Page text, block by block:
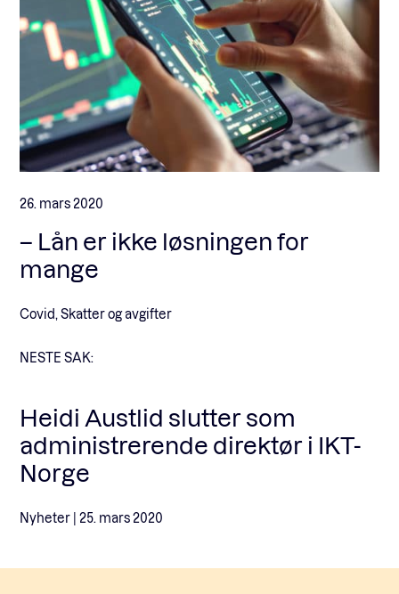
26. mars 2020
– Lån er ikke løsningen for
mange
Covid, Skatter og avgifter
NESTE SAK:
Heidi Austlid slutter som
administrerende direktør i IKT-
Norge
Nyheter | 25. mars 2020